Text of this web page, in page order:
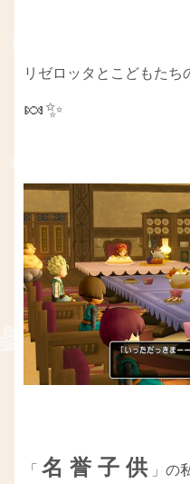
リゼロッタとこどもたち
🍬✨
「 名 誉 子 供」の